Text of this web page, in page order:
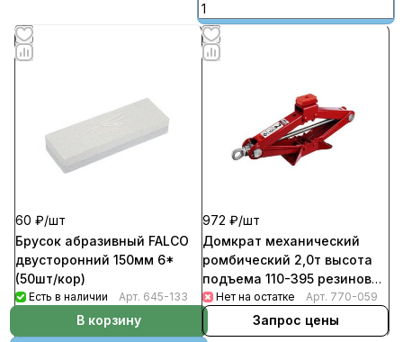
60 ₽/шт
Брусок абразивный FALCO
двусторонний 150мм 6*
(50шт/кор)
Есть в наличии Арт. 645-133
В корзину
972 ₽/шт
Домкрат механический
ромбический 2,0т высота
подъема 110-395 резиновая
площадка Ермак (6шт/кор)
Нет на остатке Арт. 770-059
Запрос цены